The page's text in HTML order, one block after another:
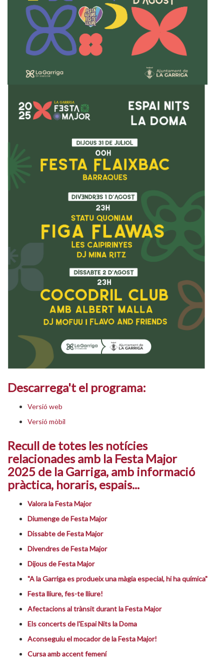
Descarrega't el programa:
Versió web
Versió mòbil
Recull de totes les notícies
relacionades amb la Festa Major
2025 de la Garriga, amb informació
pràctica, horaris, espais...
Valora la Festa Major
Diumenge de Festa Major
Dissabte de Festa Major
Divendres de Festa Major
Dijous de Festa Major
"A la Garriga es produeix una màgia especial, hi ha química"
Festa lliure, fes-te lliure!
Afectacions al trànsit durant la Festa Major
Els concerts de l'Espai Nits la Doma
Aconseguiu el mocador de la Festa Major!
Cursa amb accent femení